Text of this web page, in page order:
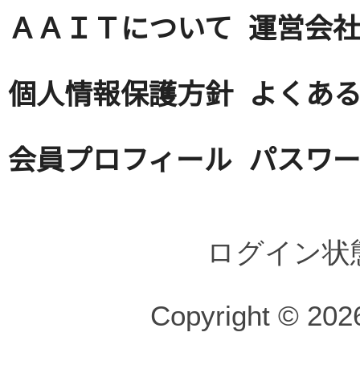
ＡＡＩＴについて 運営会社
個人情報保護方針 よくあ
会員プロフィール パスワ
ログイン
Copyright ©